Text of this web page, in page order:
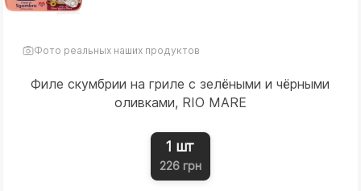
Фото реальных наших продуктов
Филе скумбрии на гриле с зелёными и чёрными
оливками, RIO MARE
1 шт
226 грн